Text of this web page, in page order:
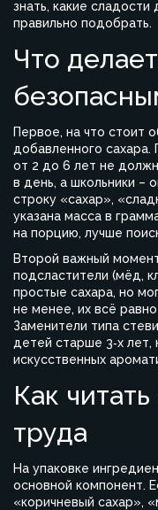
знать, какие сладости
правильно подобрать.
Что
Первое, на что стоит
добавленного
от 2 до 6 лет не
в день, а школьники –
строку «сахар»,
указана масса в
на порцию, лучше
Второй важный
подсластители (мёд,
простые сахара, но
не менее, их всё
Заменители типа
детей старше 3‑х лет,
искусственных
Как
труда
На упаковке
основной компонент.
«коричневый сахар»,